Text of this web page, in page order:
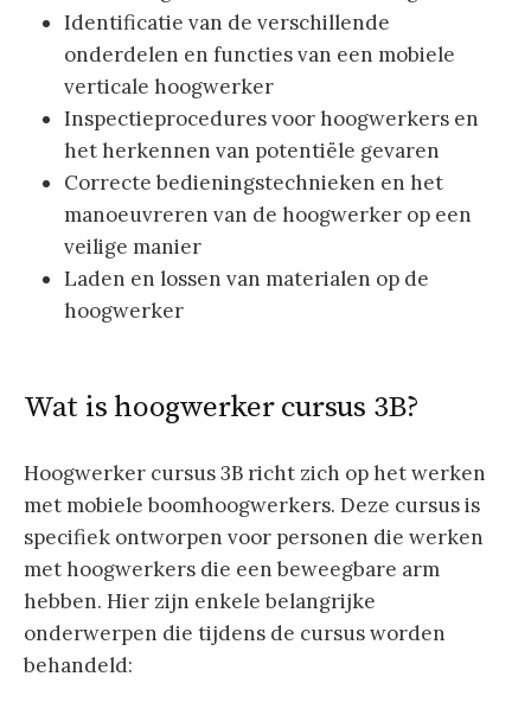
Identificatie van de verschillende
onderdelen en functies van een mobiele
verticale hoogwerker
Inspectieprocedures voor hoogwerkers en
het herkennen van potentiële gevaren
Correcte bedieningstechnieken en het
manoeuvreren van de hoogwerker op een
veilige manier
Laden en lossen van materialen op de
hoogwerker
Wat is hoogwerker cursus 3B?
Hoogwerker cursus 3B richt zich op het werken
met mobiele boomhoogwerkers. Deze cursus is
specifiek ontworpen voor personen die werken
met hoogwerkers die een beweegbare arm
hebben. Hier zijn enkele belangrijke
onderwerpen die tijdens de cursus worden
behandeld: